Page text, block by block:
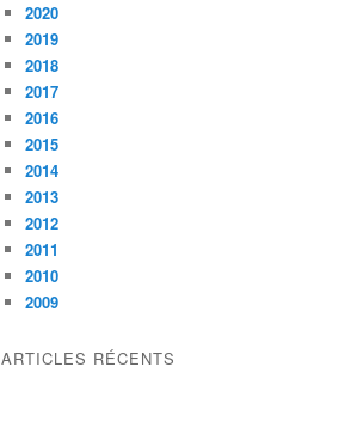
2020
2019
2018
2017
2016
2015
2014
2013
2012
2011
2010
2009
ARTICLES RÉCENTS